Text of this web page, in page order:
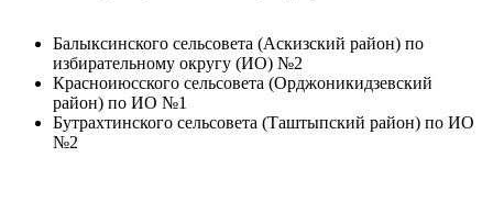
Балыксинского сельсовета (Аскизский район) по
избирательному округу (ИО) №2
Красноиюсского сельсовета (Орджоникидзевский
район) по ИО №1
Бутрахтинского сельсовета (Таштыпский район) по ИО
№2